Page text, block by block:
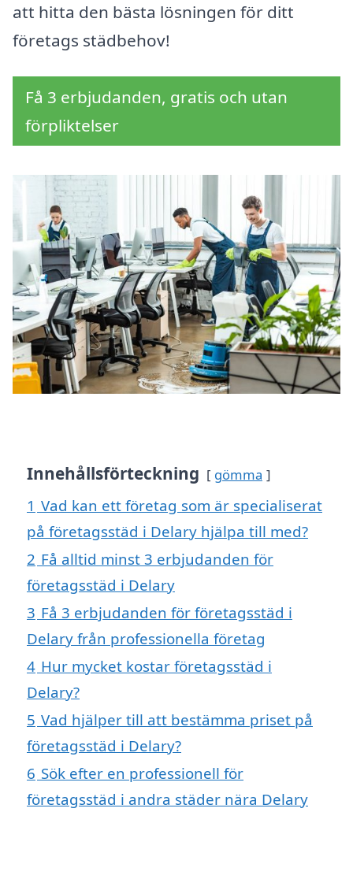
att hitta den bästa lösningen för ditt
företags städbehov!
Få 3 erbjudanden, gratis och utan
förpliktelser
Innehållsförteckning gömma
1 Vad kan ett företag som är specialiserat
på företagsstäd i Delary hjälpa till med?
2 Få alltid minst 3 erbjudanden för
företagsstäd i Delary
3 Få 3 erbjudanden för företagsstäd i
Delary från professionella företag
4 Hur mycket kostar företagsstäd i
Delary?
5 Vad hjälper till att bestämma priset på
företagsstäd i Delary?
6 Sök efter en professionell för
företagsstäd i andra städer nära Delary